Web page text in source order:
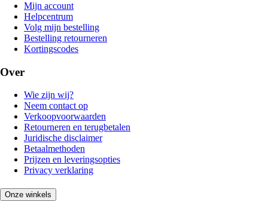
Mijn account
Helpcentrum
Volg mijn bestelling
Bestelling retourneren
Kortingscodes
Over
Wie zijn wij?
Neem contact op
Verkoopvoorwaarden
Retourneren en terugbetalen
Juridische disclaimer
Betaalmethoden
Prijzen en leveringsopties
Privacy verklaring
Onze winkels